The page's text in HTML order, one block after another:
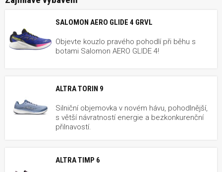
SALOMON AERO GLIDE 4 GRVL
Objevte kouzlo pravého pohodlí při běhu s
botami Salomon AERO GLIDE 4!
ALTRA TORIN 9
Silniční objemovka v novém hávu, pohodlnější,
s větší návratností energie a bezkonkurenční
přilnavostí.
ALTRA TIMP 6